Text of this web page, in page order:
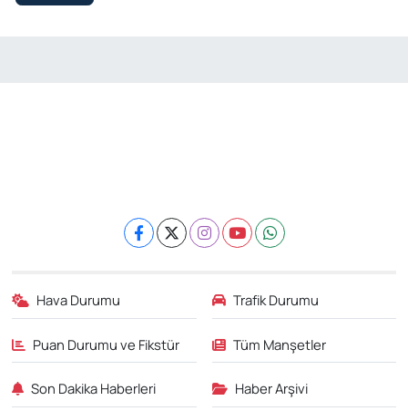
Hava Durumu Trafik Durumu
Puan Durumu ve Fikstür Tüm Manşetler
Son Dakika Haberleri Haber Arşivi